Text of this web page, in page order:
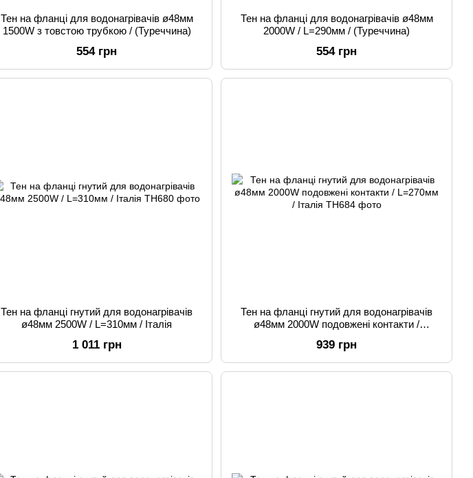
Тен на фланці для водонагрівачів ø48мм
1500W з товстою трубкою / (Туреччина)
554 грн
Тен на фланці для водонагрівачів ø48мм
2000W / L=290мм / (Туреччина)
554 грн
Тен на фланці гнутий для водонагрівачів
ø48мм 2500W / L=310мм / Італія
1 011 грн
Тен на фланці гнутий для водонагрівачів
ø48мм 2000W подовжені контакти /
939 грн